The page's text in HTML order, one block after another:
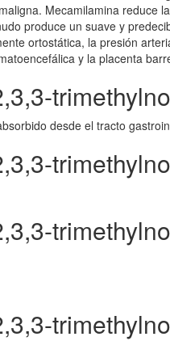
Mecamilamina reduce
produce un suave y
ortostática, la presión
y la placenta
desde el tracto